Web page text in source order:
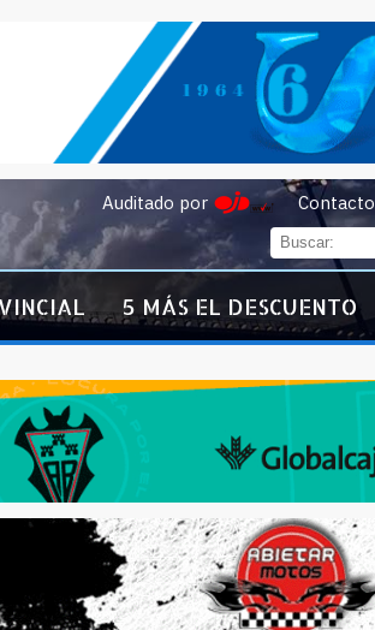
Auditado por Contacto
5 MÁS EL DESCUENTO